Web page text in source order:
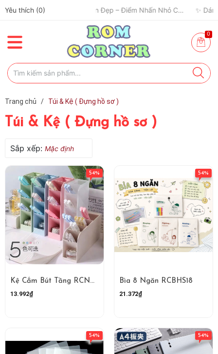
Yêu thích (0)
✈️ Đi Du Lịch – Cách Để Tâm Trạng “Refresh” Hơn ✨ 🧢 Một Chiếc Nón Đẹp – Điểm Nhấn Nhỏ Cho Mỗi Outfit ✨
0
Trang chủ / Túi & Kệ ( Đựng hồ sơ )
Túi & Kệ ( Đựng hồ sơ )
Sắp xếp: Mặc định
54%
Kệ Cắm Bút Tầng RCNHUA3092
13.992₫
54%
Bìa 8 Ngăn RCBHS18
21.372₫
54% 54%